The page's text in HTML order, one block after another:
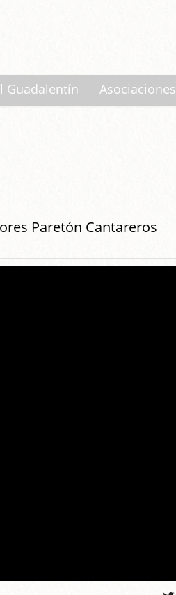
Guadalentín Asociaciones
Paretón Cantareros